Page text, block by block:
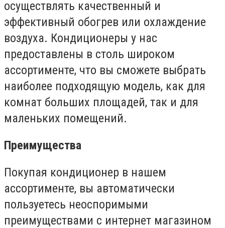
осуществлять качественный и
эффективный обогрев или охлаждение
воздуха. Кондиционеры у нас
предоставлены в столь широком
ассортименте, что вы сможете выбрать
наиболее подходящую модель, как для
комнат больших площадей, так и для
маленьких помещений.
Преимущества
Покупая кондиционер в нашем
ассортименте, вы автоматически
пользуетесь неоспоримыми
преимуществами с интернет магазином